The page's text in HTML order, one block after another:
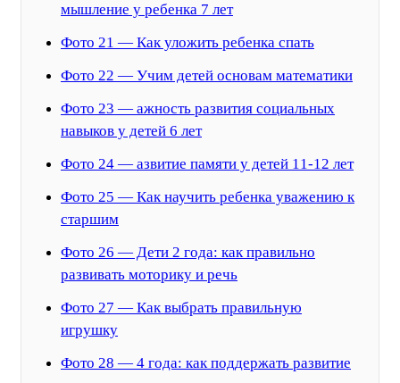
мышление у ребенка 7 лет
Фото 21 — Как уложить ребенка спать
Фото 22 — Учим детей основам математики
Фото 23 — ажность развития социальных
навыков у детей 6 лет
Фото 24 — азвитие памяти у детей 11-12 лет
Фото 25 — Как научить ребенка уважению к
старшим
Фото 26 — Дети 2 года: как правильно
развивать моторику и речь
Фото 27 — Как выбрать правильную
игрушку
Фото 28 — 4 года: как поддержать развитие